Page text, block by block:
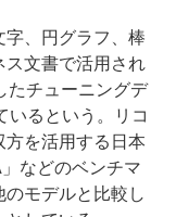
、円グラフ、棒
ス文書で活用され
たチューニングデ
いるという。リコ
方を活用する日本
などのベンチマ
モデルと比較し